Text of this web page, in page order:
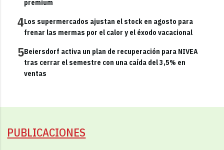
premium
4Los supermercados ajustan el stock en agosto para
frenar las mermas por el calor y el éxodo vacacional
5Beiersdorf activa un plan de recuperación para NIVEA
tras cerrar el semestre con una caída del 3,5% en
ventas
PUBLICACIONES